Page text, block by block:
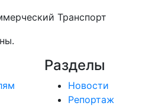
Транспорт
Разделы
Новости
Репортаж